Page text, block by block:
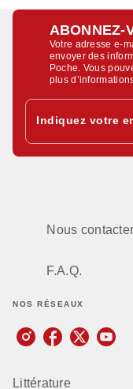
ABONNEZ-
Votre adresse e-
envoyer des
Poche. Vous
plus
Indiquez votre
Nous contacter
F.A.Q.
NOS RÉSEAUX
Littérature